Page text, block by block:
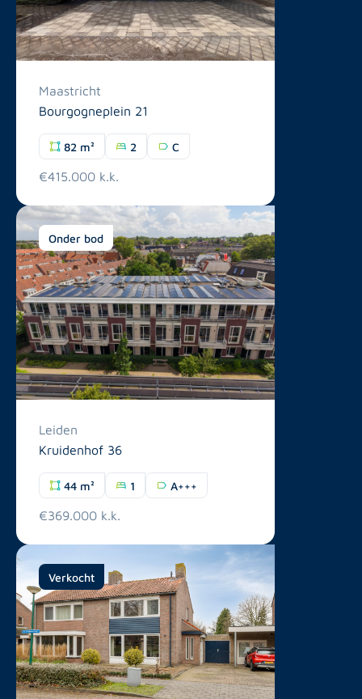
Maastricht
Bourgogneplein 21
82 m² 2 C
€415.000 k.k.
Onder bod
Leiden
Kruidenhof 36
44 m² 1 A+++
€369.000 k.k.
Verkocht